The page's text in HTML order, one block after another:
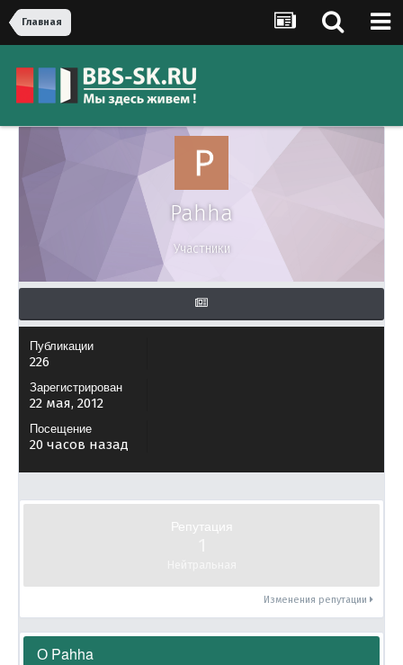
Главная
Pahha
Участники
Публикации
226
Зарегистрирован
22 мая, 2012
Посещение
20 часов назад
Репутация
Изменения репутации
О Pahha